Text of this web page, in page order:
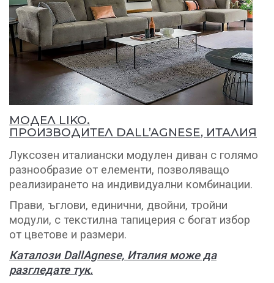
МОДЕЛ LIKO.
ПРОИЗВОДИТЕЛ DALL’AGNESE, ИТАЛИЯ
Луксозен италиански модулен диван с голямо
разнообразие от елементи, позволяващо
реализирането на индивидуални комбинации.
Прави, ъглови, единични, двойни, тройни
модули, с текстилна тапицерия с богат избор
от цветове и размери.
Каталози DallAgnese, Италия може да
разгледате тук.